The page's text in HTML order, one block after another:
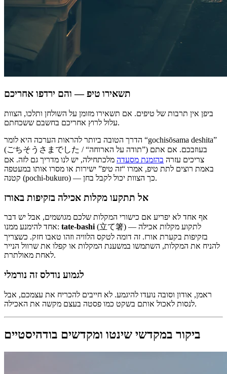
תשאירו טיפ — והם ירדפו אחריכם
ביפן אין תרבות של טיפים. אם תשאירו מזומן על השולחן ותלכו, הצוות
עלול לרוץ אחריכם בחשבם ששכחתם.
הדרך הטובה ביותר להראות הערכה היא לומר “gochisōsama deshita”
(ごちそうさまでした / “תודה על הארוחה”) בעוזבכם. אם אתם
צריכים עזרה בהזמנת מסעדה מלכתחילה, יש לנו מדריך גם לזה. אם
באמת רוצים לתת טיפ, אמרו “זה טיפ” ישירות או מסרו אותו במעטפה
קטנה (pochi-bukuro) — כך הצוות יכול לקבל בחן.
אל תתקעו מקלות אכילה בזקיפות באורז
אף אחד לא יפריע אם כישורי המקלות שלכם מגושמים, אבל יש דבר
אחד להימנע ממנו: tate-bashi (立て箸) — לתקוע מקלות אכילה
בזקיפות בקערת אורז. זה דומה לטקס הלוויה וזהו טאבו חזק. כשצריך
להניח את המקלות, השתמשו במשענת המקלות או קפלו את שרוול הנייר
לאחת מאולתרת.
לגמוע נודלס זה נורמלי
ראמן, אודון וסובה נועדו להיגמע. לא חייבים להכריח את עצמכם, אבל
לנסות לאכול אותם בשקט כמו פסטה בעצם מקשה את האכילה.
ביקור במקדשי שינטו ומקדשים בודהיסטיים